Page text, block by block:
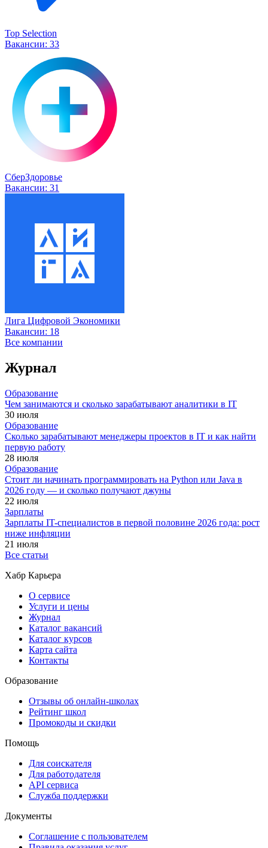
Top Selection
Вакансии: 33
СберЗдоровье
Вакансии: 31
Лига Цифровой Экономики
Вакансии: 18
Все компании
Журнал
Образование
Чем занимаются и сколько зарабатывают аналитики в IT
30 июля
Образование
Сколько зарабатывают менеджеры проектов в IT и как найти
первую работу
28 июля
Образование
Стоит ли начинать программировать на Python или Java в
2026 году — и сколько получают джуны
22 июля
Зарплаты
Зарплаты IT-специалистов в первой половине 2026 года: рост
ниже инфляции
21 июля
Все статьи
Хабр Карьера
О сервисе
Услуги и цены
Журнал
Каталог вакансий
Каталог курсов
Карта сайта
Контакты
Образование
Отзывы об онлайн-школах
Рейтинг школ
Промокоды и скидки
Помощь
Для соискателя
Для работодателя
API сервиса
Служба поддержки
Документы
Соглашение с пользователем